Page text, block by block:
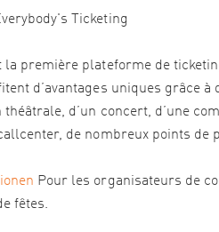
Ticketing
la première plateforme de
d’avantages uniques grâce
d’un concert, d’une
de nombreux points de
Pour les organisateurs de
fêtes.